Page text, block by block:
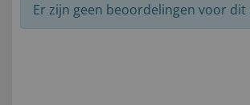
Er zijn geen beoordelingen voor dit